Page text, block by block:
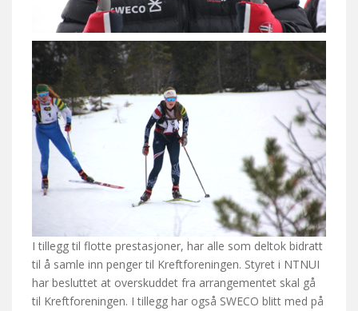
I tillegg til flotte prestasjoner, har alle som deltok bidratt
til å samle inn penger til Kreftforeningen. Styret i NTNUI
har besluttet at overskuddet fra arrangementet skal gå
til Kreftforeningen. I tillegg har også SWECO blitt med på